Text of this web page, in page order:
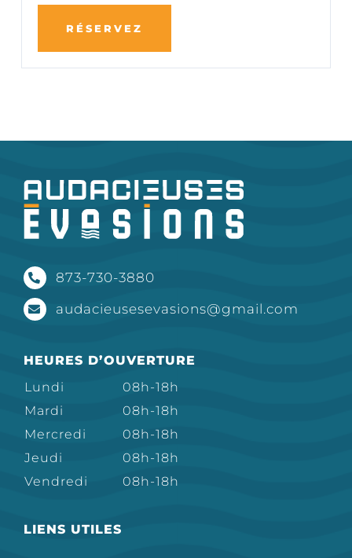
RÉSERVEZ
873-730-3880
audacieusesevasions@gmail.com
HEURES D’OUVERTURE
Lundi
08h-18h
Mardi
08h-18h
Mercredi
08h-18h
Jeudi
08h-18h
Vendredi
08h-18h
LIENS UTILES